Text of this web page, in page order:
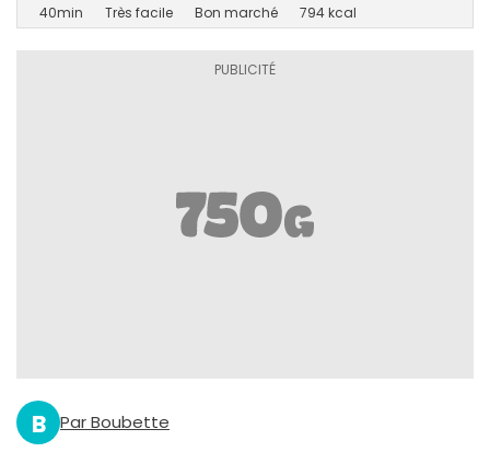
40min Très facile Bon marché 794 kcal
B Par Boubette